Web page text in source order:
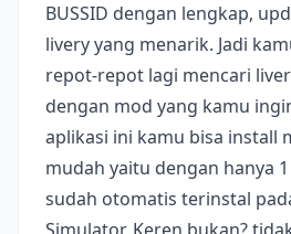
BUSSID dengan lengkap,
livery yang menarik. Jadi
repot-repot lagi mencari
dengan mod yang kamu
aplikasi ini kamu bisa install
mudah yaitu dengan hanya
sudah otomatis terinstal